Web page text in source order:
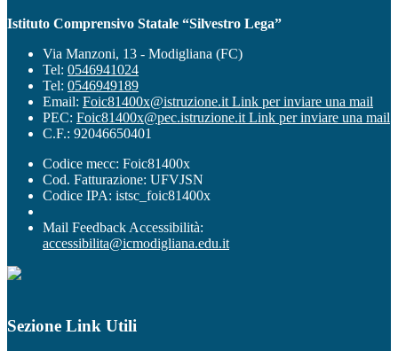
Istituto Comprensivo Statale “Silvestro Lega”
Via Manzoni, 13 - Modigliana (FC)
Tel: 0546941024
Tel: 0546949189
Email: Foic81400x@istruzione.it Link per inviare una mail
PEC: Foic81400x@pec.istruzione.it Link per inviare una mail
C.F.: 92046650401
Codice mecc: Foic81400x
Cod. Fatturazione: UFVJSN
Codice IPA: istsc_foic81400x
Mail Feedback Accessibilità:
accessibilita@icmodigliana.edu.it
Sezione Link Utili